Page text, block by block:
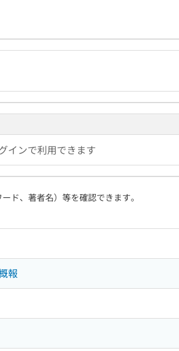
インで利用できます
ド、著者名）等を確認できます。
報